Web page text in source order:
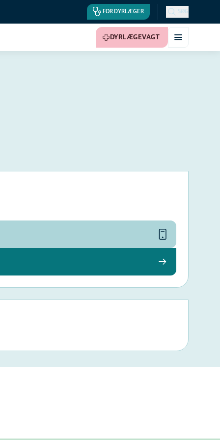
FOR DYRLÆGER SØG
DYRLÆGEVAGT